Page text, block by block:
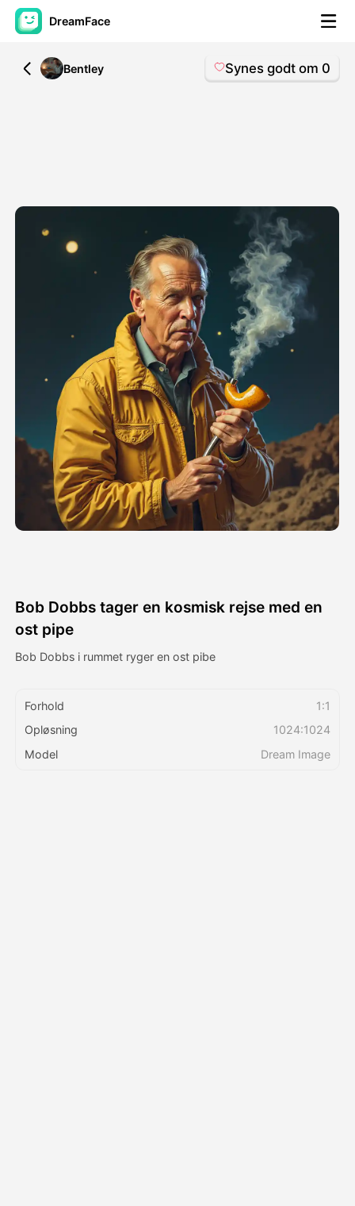
DreamFace
AI-værktøjer
Andre værktøjer
Se alle værktøjer
Avatar video
AI video ▼
Foto: ▼
Andre værktøjer ▼
Galleri
Priser
All
Bentley Synes godt om 0
Bob Dobbs tager en kosmisk rejse med en
ost pipe
Bob Dobbs i rummet ryger en ost pibe
Forhold
1:1
Opløsning
1024:1024
Model
Dream Image